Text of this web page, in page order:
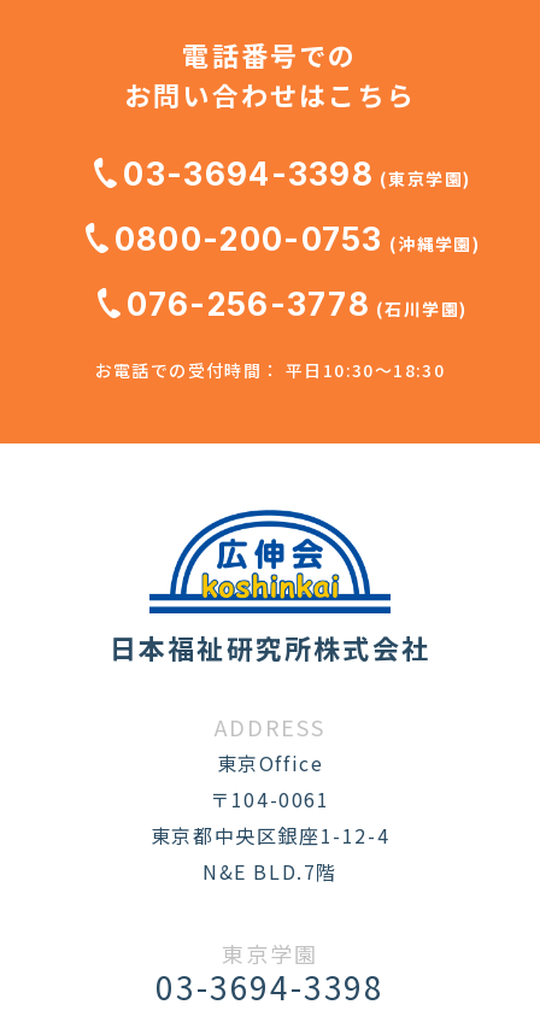
電話番号での
お問い合わせはこちら
03-3694-3398 (東京学園)
0800-200-0753 (沖縄学園)
076-256-3778 (石川学園)
お電話での受付時間： 平日10:30～18:30
日本福祉研究所株式会社
ADDRESS
東京Office
〒104-0061
東京都中央区銀座1-12-4
N&E BLD.7階
東京学園
03-3694-3398